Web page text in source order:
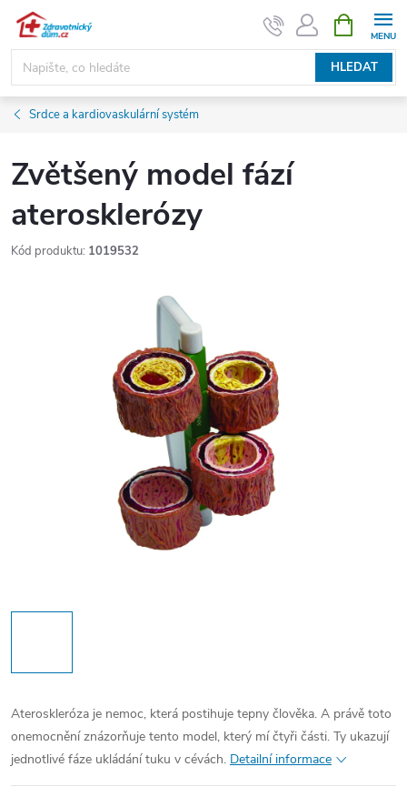
Přejít
obsah
HLEDAT
NÁKUPNÍ
KOŠÍK
Srdce a kardiovaskulární systém
Zvětšený model fází
aterosklerózy
Kód produktu: 1019532
Ateroskleróza je nemoc, která postihuje tepny člověka. A právě toto
onemocnění znázorňuje tento model, který mí čtyři části. Ty ukazují
jednotlivé fáze ukládání tuku v cévách. Detailní informace